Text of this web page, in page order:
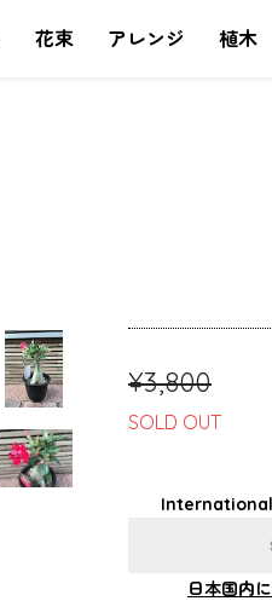
花束 アレンジ 植木
¥3,800
SOLD OUT
日本国内